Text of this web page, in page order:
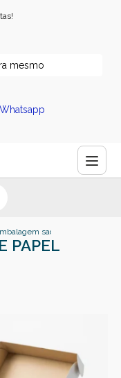
mesmo
ribeirao pretosacola de papel
PAPEL